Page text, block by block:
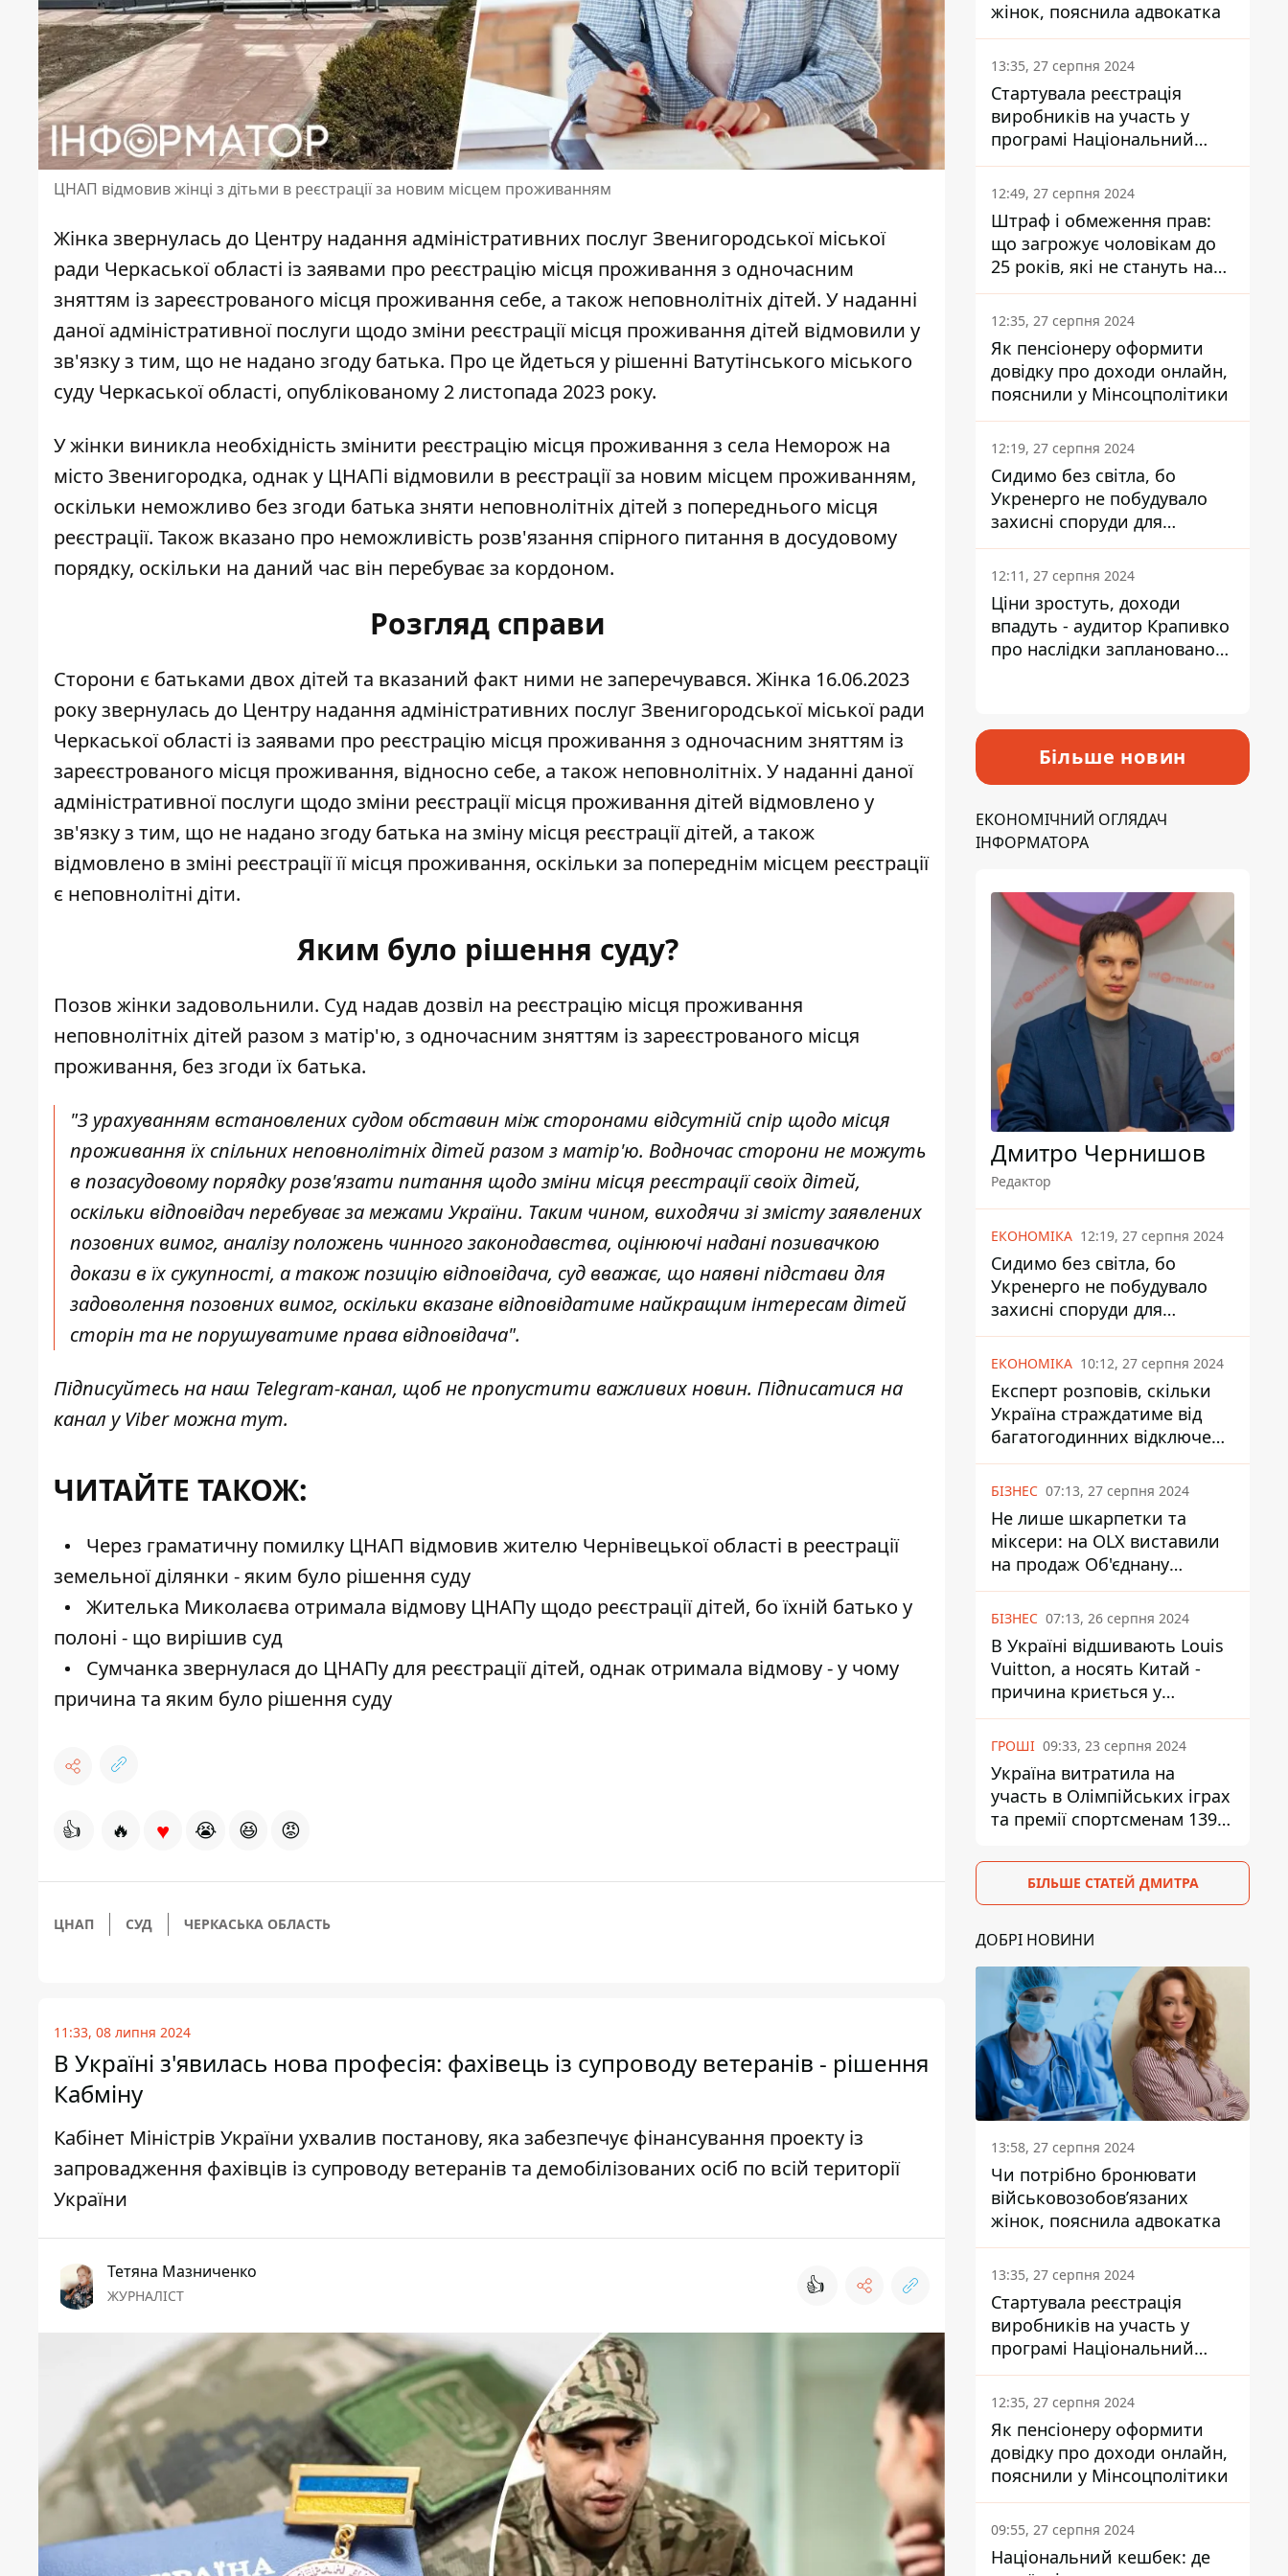
ЦНАП відмовив жінці з дітьми в реєстрації за новим місцем проживанням
Жінка звернулась до Центру надання адміністративних послуг Звенигородської міської
ради Черкаської області із заявами про реєстрацію місця проживання з одночасним
зняттям із зареєстрованого місця проживання себе, а також неповнолітніх дітей. У наданні
даної адміністративної послуги щодо зміни реєстрації місця проживання дітей відмовили у
зв'язку з тим, що не надано згоду батька. Про це йдеться у рішенні Ватутінського міського
суду Черкаської області, опублікованому 2 листопада 2023 року.
У жінки виникла необхідність змінити реєстрацію місця проживання з села Неморож на
місто Звенигородка, однак у ЦНАПі відмовили в реєстраціїза новим місцем проживанням,
оскільки неможливо без згоди батька зняти неповнолітніх дітей з попереднього місця
реєстрації. Також вказано про неможливість розв'язання спірного питання в досудовому
порядку, оскільки на даний час він перебуває за кордоном.
Розгляд справи
Сторони є батьками двох дітей та вказаний факт ними не заперечувався. Жінка 16.06.2023
року звернулась до Центру надання адміністративних послуг Звенигородської міської ради
Черкаської області із заявами про реєстрацію місця проживання з одночасним зняттям із
зареєстрованого місця проживання, відносно себе, а також неповнолітніх. У наданні даної
адміністративної послуги щодо зміни реєстрації місця проживання дітей відмовлено у
зв'язку з тим, що не надано згоду батька на зміну місця реєстрації дітей, а також
відмовлено в зміні реєстрації її місця проживання, оскільки за попереднім місцем реєстрації
є неповнолітні діти.
Яким було рішення суду?
Позов жінки задовольнили. Суд надав дозвіл на реєстрацію місця проживання
неповнолітніх дітей разом з матір'ю, з одночасним зняттям із зареєстрованого місця
проживання, без згоди їх батька.
"З урахуванням встановлених судом обставин між сторонами відсутній спір щодо місця
проживання їх спільних неповнолітніх дітей разом з матір'ю. Водночас сторони не можуть
в позасудовому порядку розв'язати питання щодо зміни місця реєстрації своїх дітей,
оскільки відповідач перебуває за межами України. Таким чином, виходячи зі змісту заявлених
позовних вимог, аналізу положень чинного законодавства, оцінюючі надані позивачкою
докази в їх сукупності, а також позицію відповідача, суд вважає, що наявні підстави для
задоволення позовних вимог, оскільки вказане відповідатиме найкращим інтересам дітей
сторін та не порушуватиме права відповідача".
Підписуйтесь на наш Telegram-канал, щоб не пропустити важливих новин. Підписатися на
канал у Viber можнатут.
ЧИТАЙТЕ ТАКОЖ:
Через граматичну помилку ЦНАП відмовив жителю Чернівецької області в реестрації
земельної ділянки - яким було рішення суду
Жителька Миколаєва отримала відмову ЦНАПу щодо реєстрації дітей, бо їхній батько у
полоні - що вирішив суд
Сумчанка звернулася до ЦНАПу для реєстрації дітей, однак отримала відмову - у чому
причина та яким було рішення суду
👍 🔥 ♥ 😭 😆 😡
ЦНАП СУД ЧЕРКАСЬКА ОБЛАСТЬ
11:33, 08 липня 2024
В Україні з'явилась нова професія: фахівець із супроводу ветеранів - рішення
Кабміну
Кабінет Міністрів України ухвалив постанову, яка забезпечує фінансування проекту із
запровадження фахівців із супроводу ветеранів та демобілізованих осіб по всій території
України
Тетяна Мазниченко
ЖУРНАЛІСТ 👍
жінок, пояснила адвокатка
13:35, 27 серпня 2024
Стартувала реєстрація
виробників на участь у
програмі Національний
кешбек: як це зробити
через портал Дія
12:49, 27 серпня 2024
Штраф і обмеження прав:
що загрожує чоловікам до
25 років, які не стануть на
військовий облік
12:35, 27 серпня 2024
Як пенсіонеру оформити
довідку про доходи онлайн,
пояснили у Мінсоцполітики
12:19, 27 серпня 2024
Сидимо без світла, бо
Укренерго не побудувало
захисні споруди для
енергетики - нардеп
Кучеренко
12:11, 27 серпня 2024
Ціни зростуть, доходи
впадуть - аудитор Крапивко
про наслідки запланованого
Більше новин
ЕКОНОМІЧНИЙ ОГЛЯДАЧ
ІНФОРМАТОРА
Дмитро Чернишов
Редактор
ЕКОНОМІКА 12:19, 27 серпня 2024
Сидимо без світла, бо
Укренерго не побудувало
захисні споруди для
енергетики - нардеп
Кучеренко
ЕКОНОМІКА 10:12, 27 серпня 2024
Експерт розповів, скільки
Україна страждатиме від
багатогодинних відключень
світла
БІЗНЕС 07:13, 27 серпня 2024
Не лише шкарпетки та
міксери: на OLX виставили
на продаж Об'єднану
Гірнично-Хімічну Компанію
за багато мільярдів
БІЗНЕС 07:13, 26 серпня 2024
В Україні відшивають Louis
Vuitton, а носять Китай -
причина криється у
податках
ГРОШІ 09:33, 23 серпня 2024
Україна витратила на
участь в Олімпійських іграх
та премії спортсменам 139,6
БІЛЬШЕ СТАТЕЙ ДМИТРА
ДОБРІ НОВИНИ
13:58, 27 серпня 2024
Чи потрібно бронювати
військовозобов’язаних
жінок, пояснила адвокатка
13:35, 27 серпня 2024
Стартувала реєстрація
виробників на участь у
програмі Національний
кешбек: як це зробити
через портал Дія
12:35, 27 серпня 2024
Як пенсіонеру оформити
довідку про доходи онлайн,
пояснили у Мінсоцполітики
09:55, 27 серпня 2024
Національний кешбек: де